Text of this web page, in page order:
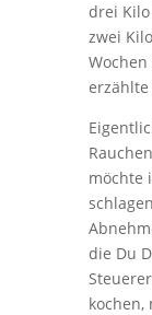
drei
zwei
erzählte
möchte
die Du